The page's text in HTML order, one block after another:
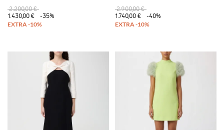
2.200,00 €
1.430,00 €
-35%
2.900,00 €
1.740,00 €
-40%